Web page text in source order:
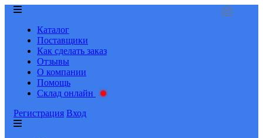
Каталог
Поставщики
Как сделать заказ
Отзывы
О компании
Помощь
Склад онлайн
Регистрация Вход